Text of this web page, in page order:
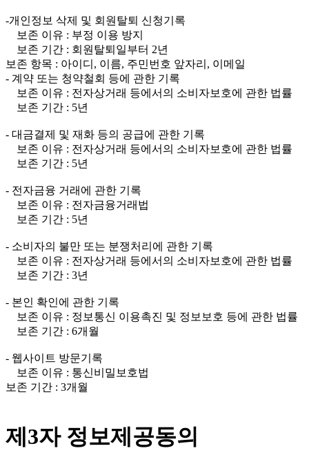
-개인정보 삭제 및 회원탈퇴 신청기록
보존 이유 : 부정 이용 방지
보존 기간 : 회원탈퇴일부터 2년
보존 항목 : 아이디, 이름, 주민번호 앞자리, 이메일
- 계약 또는 청약철회 등에 관한 기록
보존 이유 : 전자상거래 등에서의 소비자보호에 관한 법률
보존 기간 : 5년
- 대금결제 및 재화 등의 공급에 관한 기록
보존 이유 : 전자상거래 등에서의 소비자보호에 관한 법률
보존 기간 : 5년
- 전자금융 거래에 관한 기록
보존 이유 : 전자금융거래법
보존 기간 : 5년
- 소비자의 불만 또는 분쟁처리에 관한 기록
보존 이유 : 전자상거래 등에서의 소비자보호에 관한 법률
보존 기간 : 3년
- 본인 확인에 관한 기록
보존 이유 : 정보통신 이용촉진 및 정보보호 등에 관한 법률
보존 기간 : 6개월
- 웹사이트 방문기록
보존 이유 : 통신비밀보호법
보존 기간 : 3개월
제3자 정보제공동의